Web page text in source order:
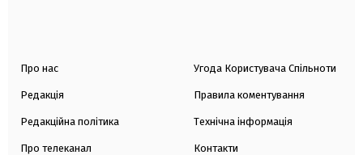
Про нас
Редакція
Редакційна політика
Про телеканал
Угода Користувача Спільноти
Правила коментування
Технічна інформація
Контакти